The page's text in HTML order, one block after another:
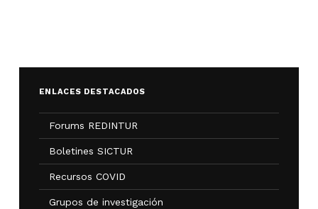
ENLACES DESTACADOS
Forums REDINTUR
Boletines SICTUR
Recursos COVID
Grupos de investigación